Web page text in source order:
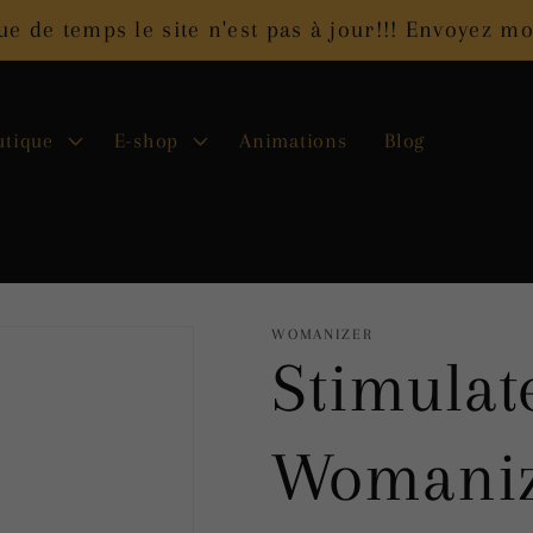
de temps le site n'est pas à jour!!! Envoyez
E-shop Animations Blog
WOMANIZER